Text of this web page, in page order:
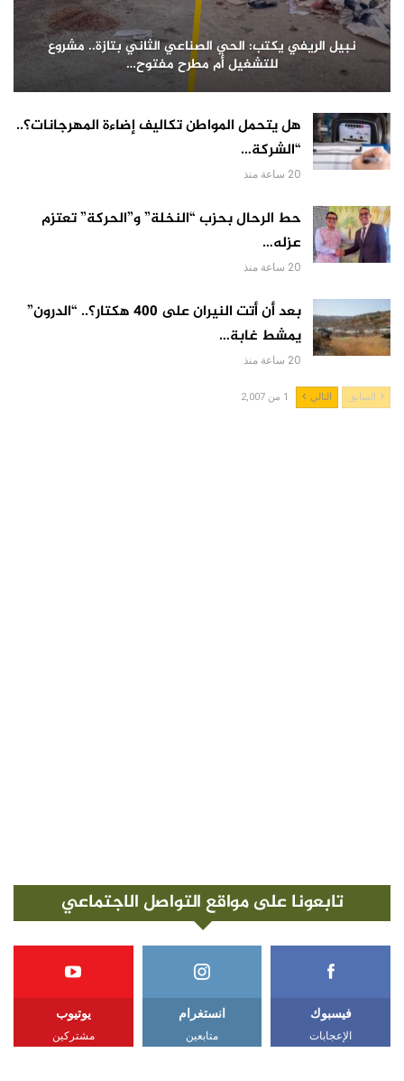
نبيل الريفي يكتب: الحي الصناعي الثاني بتازة.. مشروع
للتشغيل أم مطرح مفتوح…
هل يتحمل المواطن تكاليف إضاءة المهرجانات؟..
“الشركة…
20 ساعة منذ
حط الرحال بحزب “النخلة” و”الحركة” تعتزم
عزله…
20 ساعة منذ
بعد أن أتت النيران على 400 هكتار؟.. “الدرون”
يمشط غابة…
20 ساعة منذ
السابق التالي 1 من 2,007
تابعونا على مواقع التواصل الاجتماعي
فيسبوك
الإعجابات
انستغرام
متابعين
يوتيوب
مشتركين